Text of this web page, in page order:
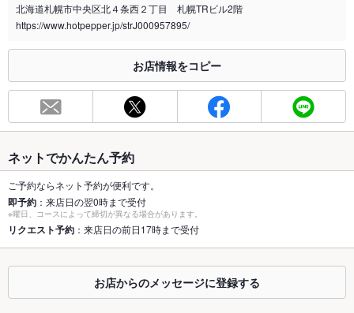
※2020年4月1日～受動喫煙対策に関する法律が施行されています。正しい情報はお店へお問い
合わせください。
お席
総席数 52席
最大宴会収
容人数
個室 あり ：掘りこたつ10名のお席、1室のみ
座敷 なし
掘りごたつ あり
カウンター あり
北海道札幌市中央区北４条西２丁目 札幌TRビル2階
https://www.hotpepper.jp/strJ000957895/
お店情報をコピー
ネットでかんたん予約
ご予約ならネット予約が便利です。
即予約 ：来店日の翌0時まで受付
※曜日、コースによって締切が異なる場合があります。
リクエスト予約 ：来店日の前日17時まで受付
お店からのメッセージに登録する